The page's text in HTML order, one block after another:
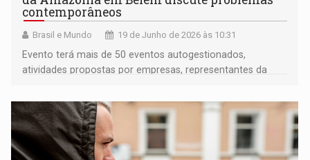
contemporâneos
Brasil e Mundo 19 de Junho de 2026 às 10:31
Evento terá mais de 50 eventos autogestionados,
atividades propostas por empresas, representantes da
desenvolvem projetos e soluções para os desafios
ambientais, sociais e econômicos da Amazônia